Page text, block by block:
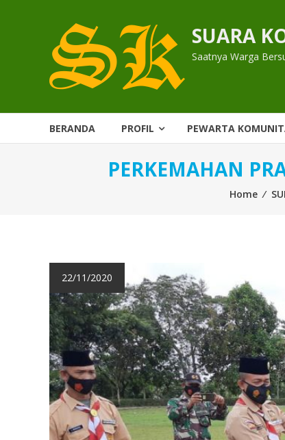
SUARA
Saatnya Warga
BERANDA PROFIL PEWARTA
PERKEMAHAN
Home ⁄
22/11/2020